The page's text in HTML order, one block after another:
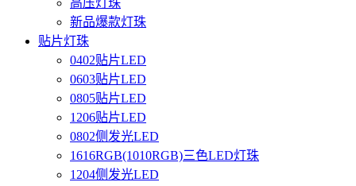
高压灯珠
新品爆款灯珠
贴片灯珠
0402贴片LED
0603贴片LED
0805贴片LED
1206贴片LED
0802侧发光LED
1616RGB(1010RGB)三色LED灯珠
1204侧发光LED